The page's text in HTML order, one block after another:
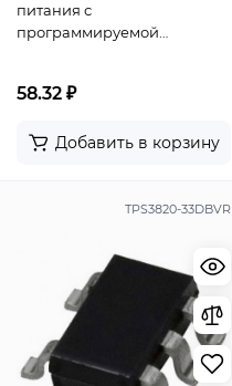
питания с
программируемой
корпус SOT-23-6
58.32 ₽
Добавить в корзину
TPS3820-33DBVR